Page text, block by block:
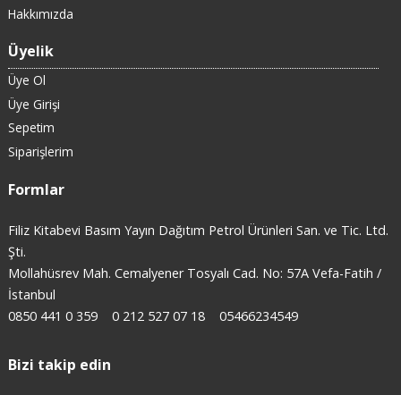
Hakkımızda
Üyelik
Üye Ol
Üye Girişi
Sepetim
Siparişlerim
Formlar
Filiz Kitabevi Basım Yayın Dağıtım Petrol Ürünleri San. ve Tic. Ltd.
Şti.
Mollahüsrev Mah. Cemalyener Tosyalı Cad. No: 57A Vefa-Fatih /
İstanbul
0850 441 0 359
0 212 527 07 18 05466234549
Bizi takip edin